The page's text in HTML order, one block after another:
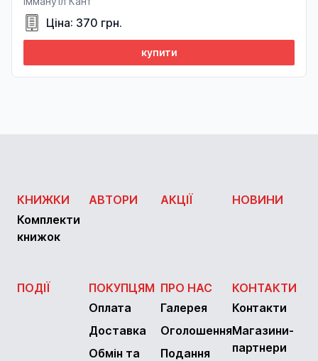
Ціна: 370 грн.
купити
КНИЖКИ
Комплекти
книжок
АВТОРИ АКЦІЇ НОВИНИ
ПОДІЇ
ПОКУПЦЯМ
Оплата
Доставка
Обмін та
ПРО НАС
Галерея
Оголошення
Подання
КОНТАКТИ
Контакти
Магазини-
партнери